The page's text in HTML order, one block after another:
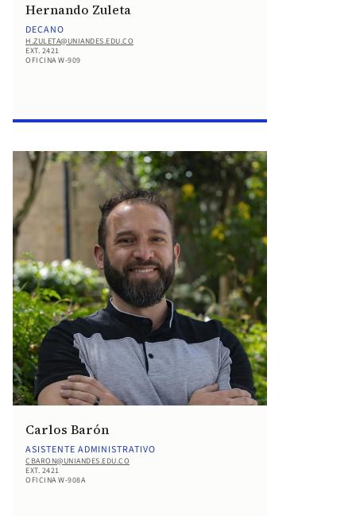
Hernando Zuleta
DECANO
H.ZULETA@UNIANDES.EDU.CO
EXT. 2421
OFICINA W-909
Carlos Barón
ASISTENTE ADMINISTRATIVO
CBARON@UNIANDES.EDU.CO
EXT. 2421
OFICINA W-908A